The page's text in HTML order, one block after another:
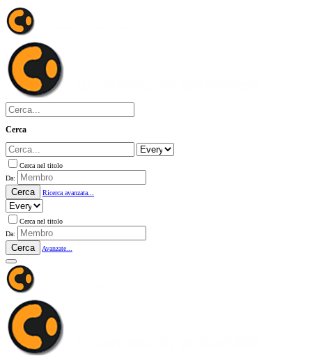
Cerca
Cerca nel titolo
Da:
Cerca Ricerca avanzata...
Cerca nel titolo
Da:
Cerca Avanzate...